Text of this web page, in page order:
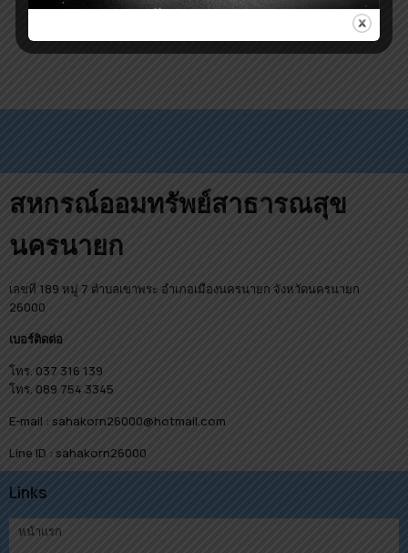
สหกรณ์ออมทรัพย์สาธารณสุข
นครนายก
เลขที่ 189 หมู่ 7 ตำบลเขาพระ อำเภอเมืองนครนายก จังหวัดนครนายก
26000
เบอร์ติดต่อ
โทร. 037 316 139
โทร. 089 754 3345
E-mail : sahakorn26000@hotmail.com
Line ID : sahakorn26000
Links
หน้าแรก